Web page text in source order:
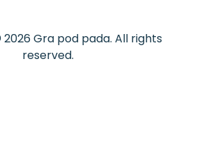
Gra pod pada. All rights
reserved.